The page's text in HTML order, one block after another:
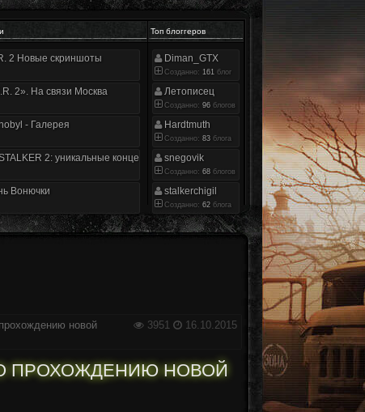
Топ блоггеров
2 Новые скриншоты
2». На связи Москва
- Галерея
2: уникальные концепт-арты
Вонючки
Diman_GTX
Созданно: 161 блог
Летописец
Созданно: 96 блогов
Hardtmuth
Созданно: 83 блога
snegovik
Созданно: 68 блогов
stalkerchigil
Созданно: 62 блога
3951 16.10.2015
новой
ПРОХОЖДЕНИЮ НОВОЙ